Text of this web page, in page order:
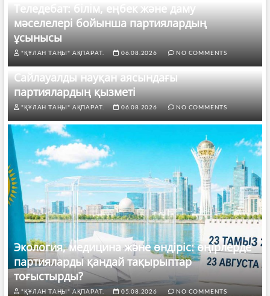
Теледебат: білім, еңбек және даму
мәселелері бойынша партиялардың
ұсынысы
"ҚҰЛАН ТАҢЫ" АҚПАРАТ. 06.08.2026 NO COMMENTS
Сайлауалды науқан аясындағы
партиялардың қызметі
"ҚҰЛАН ТАҢЫ" АҚПАРАТ. 06.08.2026 NO COMMENTS
Экология, медицина және өндіріс: өңірлерде
партияларды қандай тақырыптар
тоғыстырды?
"ҚҰЛАН ТАҢЫ" АҚПАРАТ. 05.08.2026 NO COMMENTS